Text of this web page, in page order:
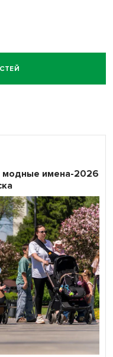
модные имена-2026